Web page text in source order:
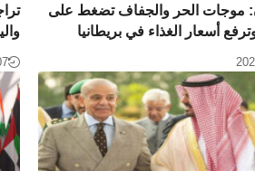
موجات الحر والجفاف تضغط على
أسعار الغذاء في بريطانيا